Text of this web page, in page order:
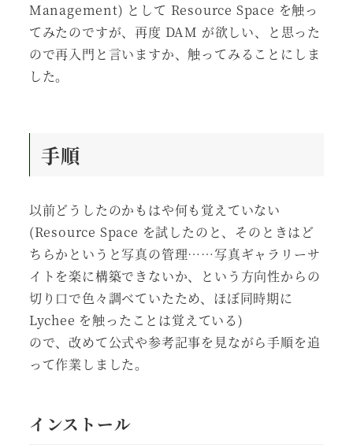
Management) として Resource Space を触っ
てみたのですが、再度 DAM が欲しい、と思った
ので再入門と言いますか、触ってみることにしま
した。
手順
以前どうしたのかもはや何も覚えていない
(Resource Space を試したのと、そのときはど
ちらかというと写真の管理……写真ギャラリーサ
イトを楽に構築できないか、という方向性からの
切り口で色々調べていたため、ほぼ同時期に
Lychee を触ったことは覚えている)
ので、改めて公式や参考記事を見ながら手順を追
って作業しました。
インストール